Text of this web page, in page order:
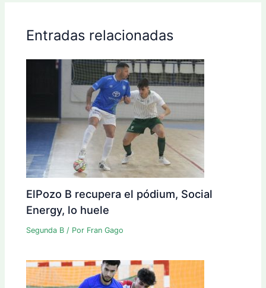
Entradas relacionadas
ElPozo B recupera el pódium, Social
Energy, lo huele
Segunda B / Por Fran Gago